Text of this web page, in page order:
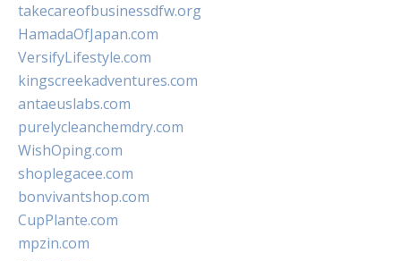
takecareofbusinessdfw.org
HamadaOfJapan.com
VersifyLifestyle.com
kingscreekadventures.com
antaeuslabs.com
purelycleanchemdry.com
WishOping.com
shoplegacee.com
bonvivantshop.com
CupPlante.com
mpzin.com